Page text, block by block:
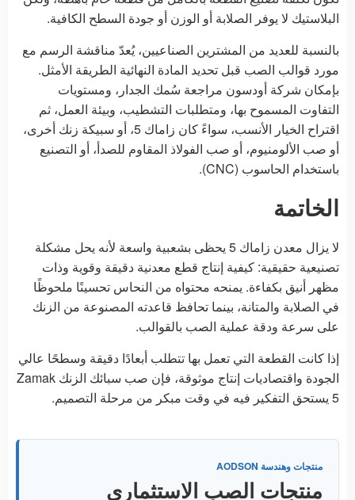
البلاستيك لا يوفر الصلابة أو الوزن أو جودة السطح الكافية.
بالنسبة للعديد من المشترين الصناعيين، يُعدّ مناقشة الرسم مع
مورد قوالب الصب قبل تحديد المادة النهائية الطريقة الأمثل.
بإمكان شركة أودسون مراجعة سُمك الجدار، ومستويات
التفاوت المسموح بها، ومتطلبات التشطيب، وبيئة العمل، ثم
اقتراح الخيار الأنسب، سواءً كان زاماك 5، أو سبيكة زنك أخرى،
أو صب الألومنيوم، أو صب الفولاذ المقاوم للصدأ، أو التصنيع
باستخدام الحاسوب (CNC).
الخاتمة
لا يزال معدن زاماك 5 يحظى بشعبية واسعة لأنه يحل مشكلة
تصنيعية حقيقية: كيفية إنتاج قطع معدنية دقيقة وقوية وذات
مظهر أنيق بكفاءة. يمنحه محتواه من النحاس تحسينًا ملحوظًا
في الصلابة والمتانة، بينما تحافظ قاعدته المصنوعة من الزنك
على سرعة ودقة عملية الصب بالقوالب.
إذا كانت القطعة التي تعمل بها تتطلب أبعادًا دقيقة وسطحًا عالي
الجودة واقتصاديات إنتاج موثوقة، فإن صب سبائك الزنك Zamak
5 يستحق التفكير فيه في وقت مبكر من مرحلة التصميم.
منتجات وهندسة AODSON
منتجات الصب الاستثماري